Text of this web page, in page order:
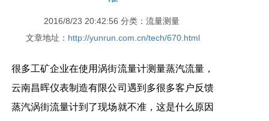
2016/8/23 20:42:56 分类：流量测量
文章地址： http://yunrun.com.cn/tech/670.html
很多工矿企业在使用涡街流量计测量蒸汽流量，
云南昌晖仪表制造有限公司遇到多很多客户反馈
蒸汽涡街流量计到了现场就不准，这是什么原因